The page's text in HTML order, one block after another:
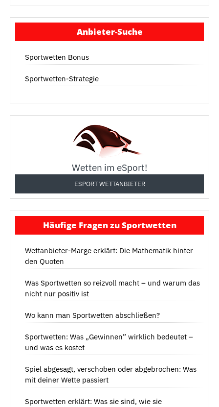
Anbieter-Suche
Sportwetten Bonus
Sportwetten-Strategie
Wetten im eSport!
ESPORT WETTANBIETER
Häufige Fragen zu Sportwetten
Wettanbieter-Marge erklärt: Die Mathematik hinter
den Quoten
Was Sportwetten so reizvoll macht – und warum das
nicht nur positiv ist
Wo kann man Sportwetten abschließen?
Sportwetten: Was „Gewinnen” wirklich bedeutet –
und was es kostet
Spiel abgesagt, verschoben oder abgebrochen: Was
mit deiner Wette passiert
Sportwetten erklärt: Was sie sind, wie sie